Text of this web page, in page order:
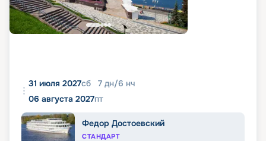
31 июля 2027сб 7 дн/6 нч
06 августа 2027пт
Федор Достоевский
СТАНДАРТ